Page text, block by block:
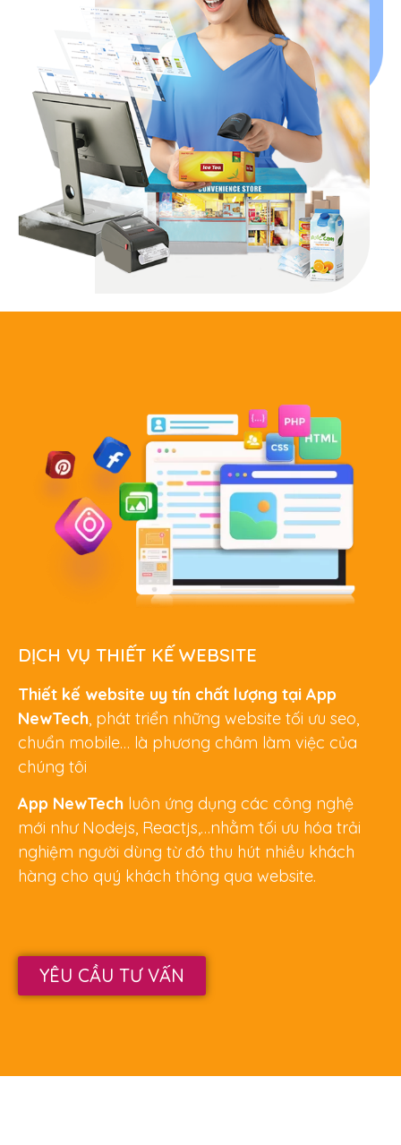
DỊCH VỤ THIẾT KẾ WEBSITE
Thiết kế website uy tín chất lượng tại App
NewTech, phát triển những website tối ưu seo,
chuẩn mobile… là phương châm làm việc của
chúng tôi
App NewTech luôn ứng dụng các công nghệ
mới như Nodejs, Reactjs,…nhằm tối ưu hóa trải
nghiệm người dùng từ đó thu hút nhiều khách
hàng cho quý khách thông qua website.
YÊU CẦU TƯ VẤN